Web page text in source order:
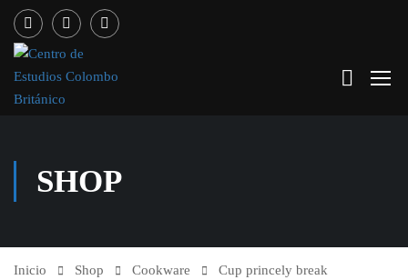
SHOP
Inicio Shop Cookware Cup princely break